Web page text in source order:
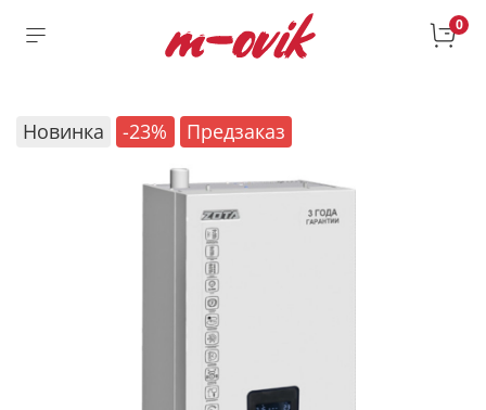
0
Новинка -23% Предзаказ